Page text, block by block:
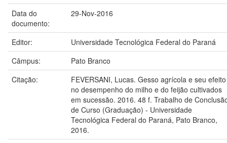
Data do
documento:
29-Nov-2016
Editor:
Universidade Tecnológica Federal do Paraná
Câmpus:
Pato Branco
Citação:
FEVERSANI, Lucas. Gesso agrícola e seu efeito
no desempenho do milho e do feijão cultivados
em sucessão. 2016. 48 f. Trabalho de
de Curso (Graduação) - Universidade
Tecnológica Federal do Paraná, Pato Branco,
2016.